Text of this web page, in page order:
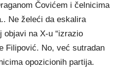
Čovićem i čelnicima
Ne želeći da eskalira
na X-u “izrazio
Filipović. No, već sutradan
opozicionih partija.